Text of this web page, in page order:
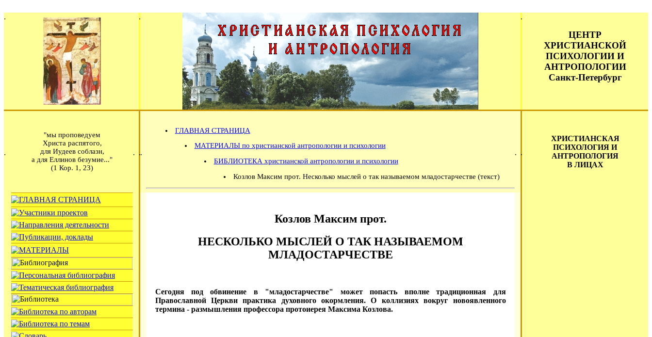
ЦЕНТР
ХРИСТИАНСКОЙ
ПСИХОЛОГИИ И
АНТРОПОЛОГИИ
Санкт-Петербург
"мы проповедуем
Христа распятого,
для Иудеев соблазн,
а для Еллинов безумие..."
(1 Кор. 1, 23)
ГЛАВНАЯ СТРАНИЦА
МАТЕРИАЛЫ по христианской антропологии и психологии
БИБЛИОТЕКА христианской антропологии и психологии
Козлов Максим прот. Несколько мыслей о так называемом младостарчестве (текст)
ХРИСТИАНСКАЯ
ПСИХОЛОГИЯ И
АНТРОПОЛОГИЯ
В ЛИЦАХ
Козлов Максим прот.
НЕСКОЛЬКО МЫСЛЕЙ О ТАК НАЗЫВАЕМОМ
МЛАДОСТАРЧЕСТВЕ
Сегодня под обвинение в "младостарчестве" может попасть вполне традиционная для
Православной Церкви практика духовного окормления. О коллизиях вокруг новоявленного
термина - размышления профессора протоиерея Максима Козлова.